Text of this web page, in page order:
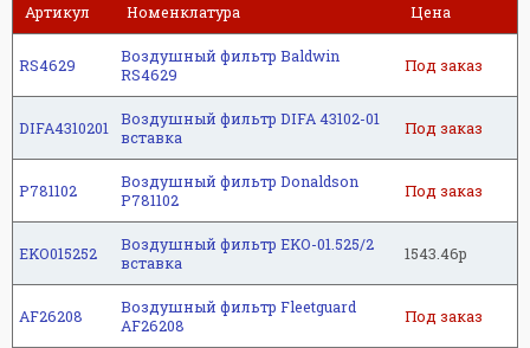
Артикул Номенклатура Цена
RS4629
Воздушный фильтр Baldwin
RS4629
Под заказ
DIFA4310201
Воздушный фильтр DIFA 43102-01
вставка
Под заказ
P781102
Воздушный фильтр Donaldson
P781102
Под заказ
EKO015252
Воздушный фильтр EKO-01.525/2
вставка
1543.46р
AF26208
Воздушный фильтр Fleetguard
AF26208
Под заказ